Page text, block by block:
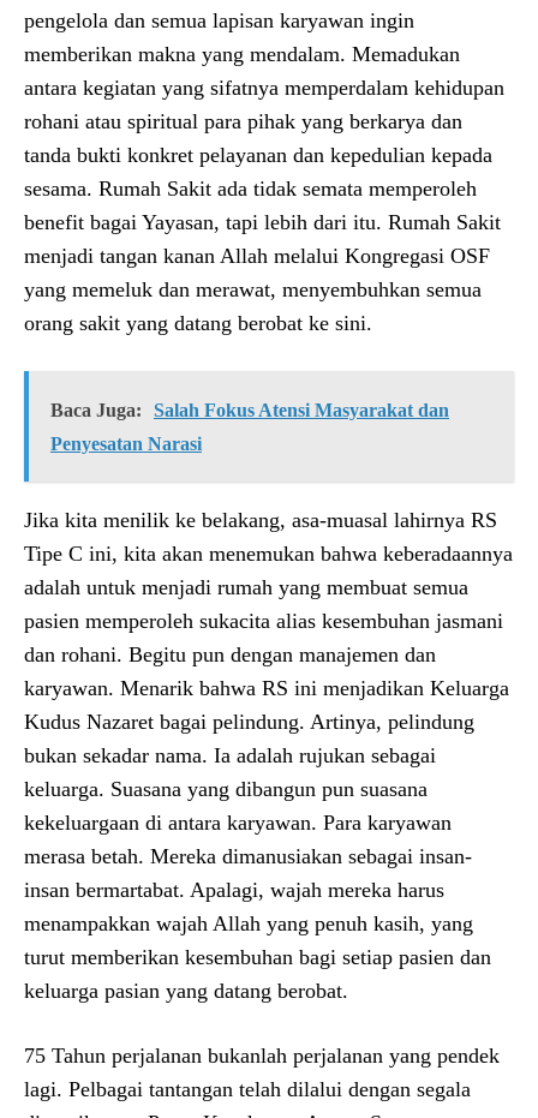
pengelola dan semua lapisan karyawan ingin
memberikan makna yang mendalam. Memadukan
antara kegiatan yang sifatnya memperdalam kehidupan
rohani atau spiritual para pihak yang berkarya dan
tanda bukti konkret pelayanan dan kepedulian kepada
sesama. Rumah Sakit ada tidak semata memperoleh
benefit bagai Yayasan, tapi lebih dari itu. Rumah Sakit
menjadi tangan kanan Allah melalui Kongregasi OSF
yang memeluk dan merawat, menyembuhkan semua
orang sakit yang datang berobat ke sini.
Baca Juga:
Salah Fokus Atensi Masyarakat dan
Penyesatan Narasi
Jika kita menilik ke belakang, asa-muasal lahirnya RS
Tipe C ini, kita akan menemukan bahwa keberadaannya
adalah untuk menjadi rumah yang membuat semua
pasien memperoleh sukacita alias kesembuhan jasmani
dan rohani. Begitu pun dengan manajemen dan
karyawan. Menarik bahwa RS ini menjadikan Keluarga
Kudus Nazaret bagai pelindung. Artinya, pelindung
bukan sekadar nama. Ia adalah rujukan sebagai
keluarga. Suasana yang dibangun pun suasana
kekeluargaan di antara karyawan. Para karyawan
merasa betah. Mereka dimanusiakan sebagai insan-
insan bermartabat. Apalagi, wajah mereka harus
menampakkan wajah Allah yang penuh kasih, yang
turut memberikan kesembuhan bagi setiap pasien dan
keluarga pasian yang datang berobat.
75 Tahun perjalanan bukanlah perjalanan yang pendek
lagi. Pelbagai tantangan telah dilalui dengan segala